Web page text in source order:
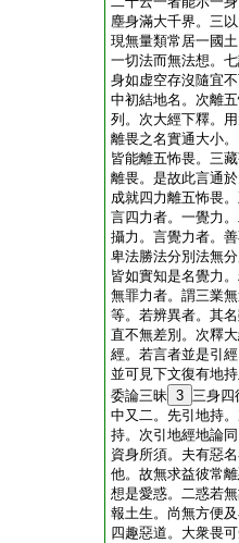
塵身滿大千界。三
現無量類常居一國
一切法而無法想。
身如虚空存沒隨宜
中初結地名。次離
列。次大經下釋。
離畏之名實通大小
皆能離五怖畏。三
離畏。是故此言通
成就四力離五怖畏
言四力者。一覺力
攝力。言覺力者。
卑法勝法分別法無
皆如實知是名覺力
無罪力者。謂三業
等。若辨異者。其
直不無差別。次釋
經。若言者並是引
並可見下文復有地
委論三昧 3 三身四
中又二。先引地持
持。次引地經地論
資身所須。夫有惡
他。故無求益彼常
想是愛惑。二惑若
報土生。尚無方便
四趣惡道。大衆畏